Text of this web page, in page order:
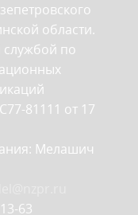
области.
службой по
81111 от 17
Мелашич
63